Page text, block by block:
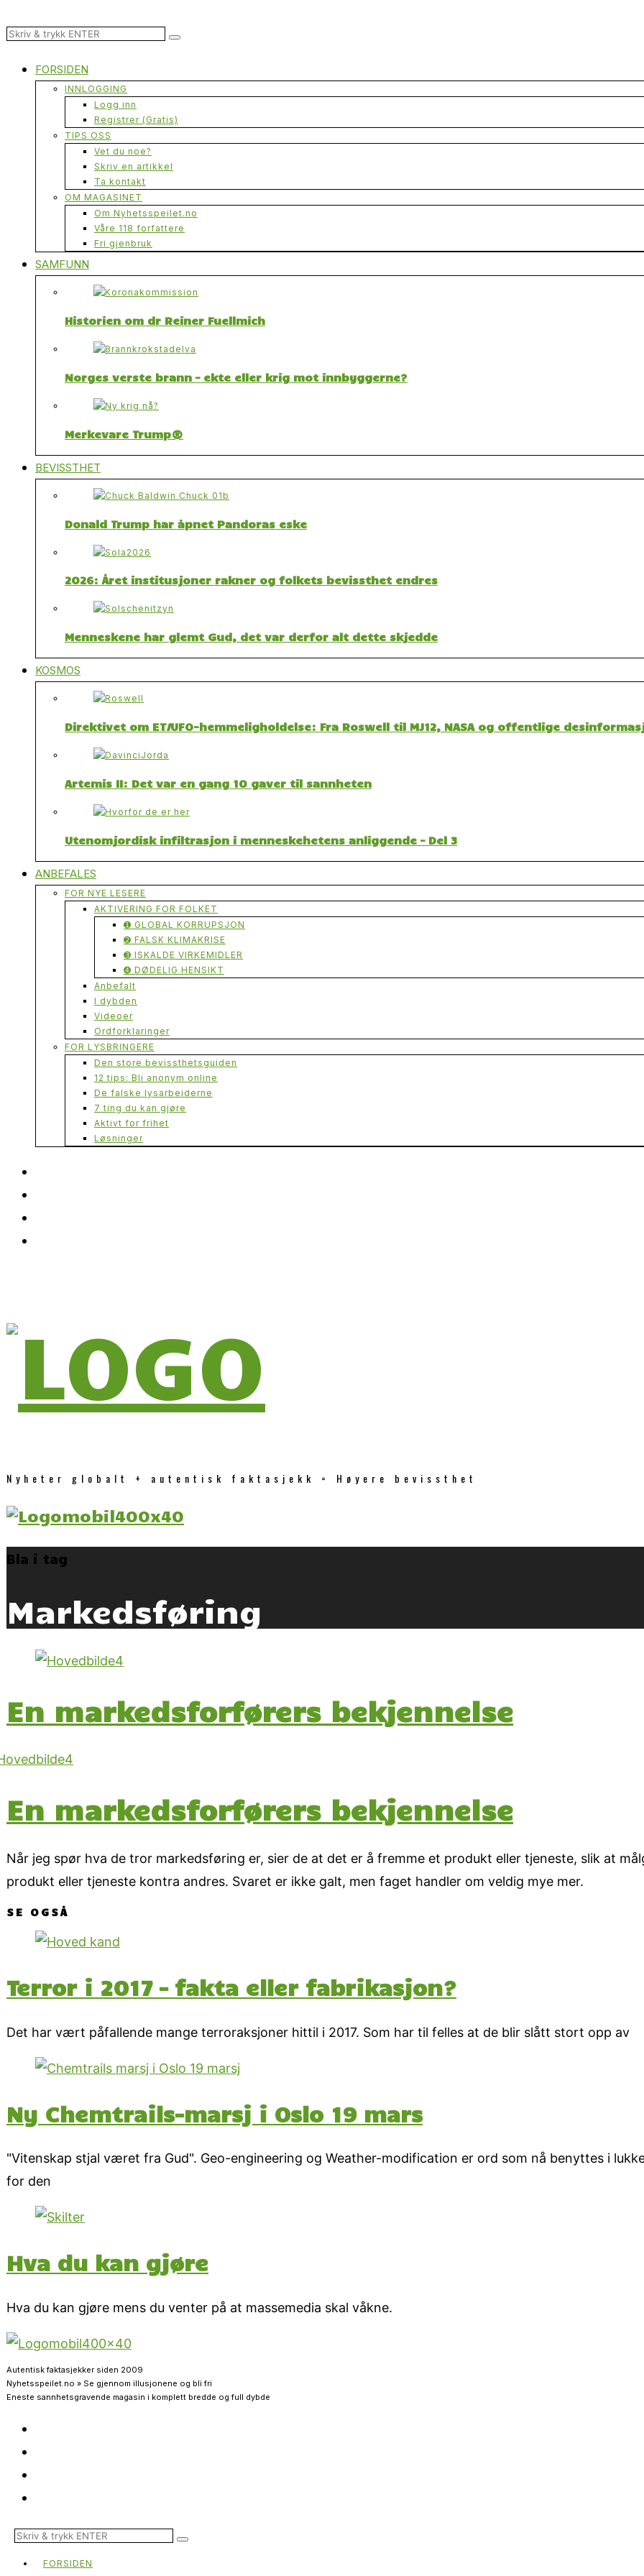
FORSIDEN
INNLOGGING
Logg inn
Registrer (Gratis)
TIPS OSS
Vet du noe?
Skriv en artikkel
Ta kontakt
OM MAGASINET
Om Nyhetsspeilet.no
Våre 118 forfattere
Fri gjenbruk
SAMFUNN
Historien om dr Reiner Fuellmich
Norges verste brann – ekte eller krig mot innbyggerne?
Merkevare Trump®
BEVISSTHET
Donald Trump har åpnet Pandoras eske
2026: Året institusjoner rakner og folkets bevissthet endres
Menneskene har glemt Gud, det var derfor alt dette skjedde
KOSMOS
Direktivet om ET/UFO-hemmeligholdelse: Fra Roswell til MJ12, NASA og offentlige
Artemis II: Det var en gang 10 gaver til sannheten
Utenomjordisk infiltrasjon i menneskehetens anliggende – Del 3
ANBEFALES
FOR NYE LESERE
AKTIVERING FOR FOLKET
➊ GLOBAL KORRUPSJON
➋ FALSK KLIMAKRISE
➌ ISKALDE VIRKEMIDLER
➍ DØDELIG HENSIKT
Anbefalt
I dybden
Videoer
Ordforklaringer
FOR LYSBRINGERE
Den store bevissthetsguiden
12 tips: Bli anonym online
De falske lysarbeiderne
7 ting du kan gjøre
Aktivt for frihet
Løsninger
Nyheter globalt + autentisk faktasjekk = Høyere bevissthet
Bla i tag
Markedsføring
En markedsforførers bekjennelse
En markedsforførers bekjennelse
Når jeg spør hva de tror markedsføring er, sier de at det er å fremme et produkt eller tjeneste, slik at
produkt eller tjeneste kontra andres. Svaret er ikke galt, men faget handler om veldig mye mer.
SE OGSÅ
Terror i 2017 – fakta eller fabrikasjon?
Det har vært påfallende mange terroraksjoner hittil i 2017. Som har til felles at de blir slått stort opp av
Ny Chemtrails-marsj i Oslo 19 mars
"Vitenskap stjal været fra Gud". Geo-engineering og Weather-modification er ord som nå benyttes i
for den
Hva du kan gjøre
Hva du kan gjøre mens du venter på at massemedia skal våkne.
Autentisk faktasjekker siden 2009
Nyhetsspeilet.no » Se gjennom illusjonene og bli fri
Eneste sannhetsgravende magasin i komplett bredde og full dybde
FORSIDEN